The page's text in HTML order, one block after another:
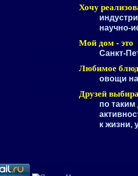
Хочу
научно-
Мой дом - это
Санкт-
Любимое
овощи
Друзей
по
к жизни,